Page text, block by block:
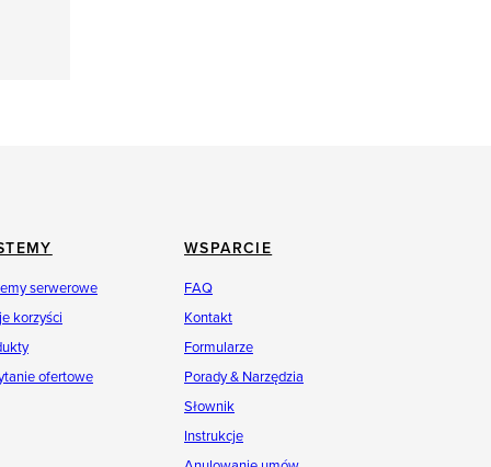
serwerowe
korzyści
ofertowe
WSPARCIE
FAQ
Kontakt
Formularze
Porady & Narzędzia
Słownik
Instrukcje